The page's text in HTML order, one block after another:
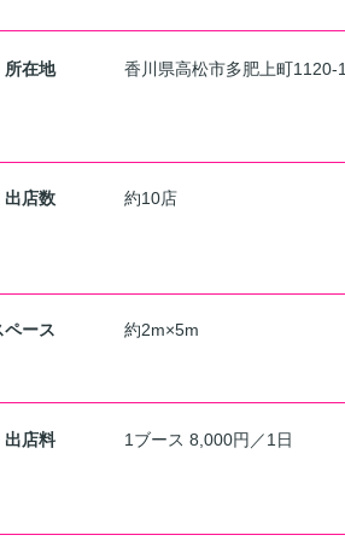
所在地 香川県高松市多肥上町1120-1
出店数 約10店
ペース 約2m×5m
出店料 1ブース 8,000円／1日